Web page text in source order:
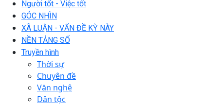
Người tốt - Việc tốt
GÓC NHÌN
XÃ LUẬN - VẤN ĐỀ KỲ NÀY
NỀN TẢNG SỐ
Truyền hình
Thời sự
Chuyên đề
Văn nghệ
Dân tộc